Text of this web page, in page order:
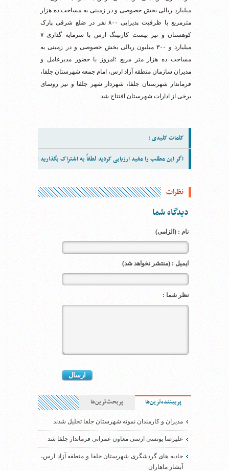
میلیارد ریالی بخش خصوصی و در زمینی به مساحت ده هزار
مترمربع با ظرفیت پذیرایی ۸۰۰ نفر در ضلع شرقی پارک
کوهستان و نیز پیست کارتینگ ارس با سرمایه گذاری ۷
میلیارد و ۳۰۰ میلیون ریالی بخش خصوصی و در زمینی به
مساحت ده هزار متر مربع ؛امروز با حضور مدیرعامل و
مدیران سازمان منطقه آزاد ارس، امام جمعه شهرستان جلفا،
فرماندار شهرستان جلفا، شهردار شهر جلفا و نیز روسای
برخی از ادارات شهرستان افتتاح شد.
کلمات کلیدی :
اگر این مطلب را مفید ارزیابی کردید لطفاً به اشتراک بگذارید :
نظرات
دیدگاه شما
نام : (الزامی)
ایمیل : (منتشر نخواهد شد)
نظر شما :
پربیننده‌ترین‌ها پربحث‌ترین‌ها
مدیران و کارمندان نمونه شهرستان جلفا تجلیل شدند
علیرضا یونسی ارسی معاون عمرانی فرماندار جلفا شد
جاذبه های گردشگری شهرستان جلفا و منطقه آزاد ارس،
آبشار ماهاران